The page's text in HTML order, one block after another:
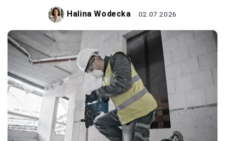
Halina Wodecka 02.07.2026